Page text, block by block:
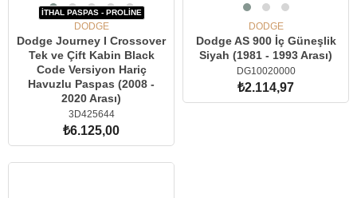
İTHAL PASPAS - PROLİNE
DODGE
Dodge Journey I Crossover
Tek ve Çift Kabin Black
Code Versiyon Hariç
Havuzlu Paspas (2008 -
2020 Arası)
3D425644
₺6.125,00
DODGE
Dodge AS 900 İç Güneşlik
Siyah (1981 - 1993 Arası)
DG10020000
₺2.114,97